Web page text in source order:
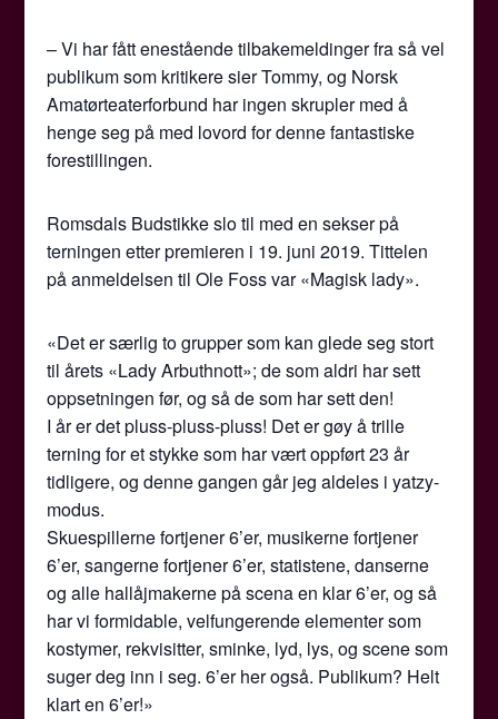
– Vi har fått enestående tilbakemeldinger fra så vel
publikum som kritikere sier Tommy, og Norsk
Amatørteaterforbund har ingen skrupler med å
henge seg på med lovord for denne fantastiske
forestillingen.
Romsdals Budstikke slo til med en sekser på
terningen etter premieren i 19. juni 2019. Tittelen
på anmeldelsen til Ole Foss var «Magisk lady».
«Det er særlig to grupper som kan glede seg stort
til årets «Lady Arbuthnott»; de som aldri har sett
oppsetningen før, og så de som har sett den!
I år er det pluss-pluss-pluss! Det er gøy å trille
terning for et stykke som har vært oppført 23 år
tidligere, og denne gangen går jeg aldeles i yatzy-
modus.
Skuespillerne fortjener 6’er, musikerne fortjener
6’er, sangerne fortjener 6’er, statistene, danserne
og alle hallåjmakerne på scena en klar 6’er, og så
har vi formidable, velfungerende elementer som
kostymer, rekvisitter, sminke, lyd, lys, og scene som
suger deg inn i seg. 6’er her også. Publikum? Helt
klart en 6’er!»